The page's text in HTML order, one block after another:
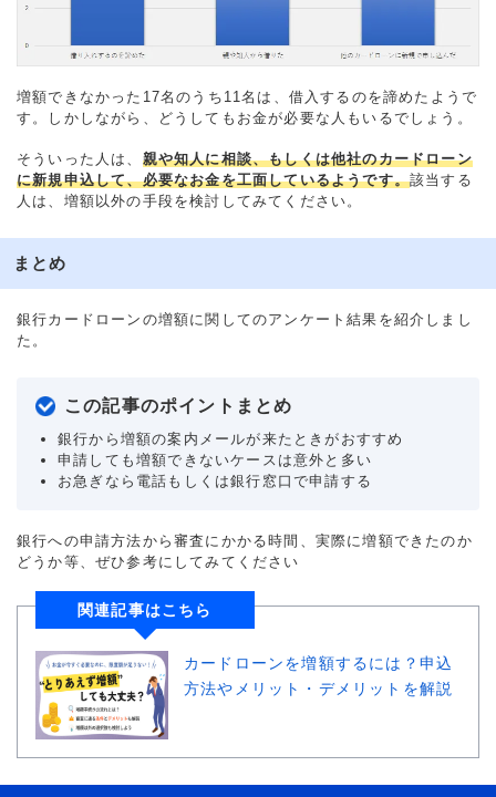
増額できなかった17名のうち11名は、借入するのを諦めたようで
す。しかしながら、どうしてもお金が必要な人もいるでしょう。
そういった人は、 親や知人に相談、もしくは他社のカードローン
に新規申込して、必要なお金を工面しているようです。該当する
人は、増額以外の手段を検討してみてください。
まとめ
銀行カードローンの増額に関してのアンケート結果を紹介しまし
た。
この記事のポイントまとめ
銀行から増額の案内メールが来たときがおすすめ
申請しても増額できないケースは意外と多い
お急ぎなら電話もしくは銀行窓口で申請する
銀行への申請方法から審査にかかる時間、実際に増額できたのか
どうか等、ぜひ参考にしてみてください
関連記事はこちら
カードローンを増額するには？申込
方法やメリット・デメリットを解説